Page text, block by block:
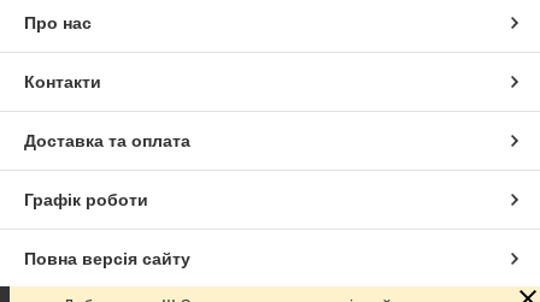
Про нас
Контакти
Доставка та оплата
Графік роботи
Повна версія сайту